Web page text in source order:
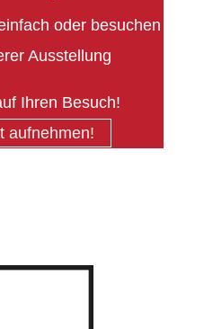
oder besuchen
Ausstellung
Ihren Besuch!
aufnehmen!